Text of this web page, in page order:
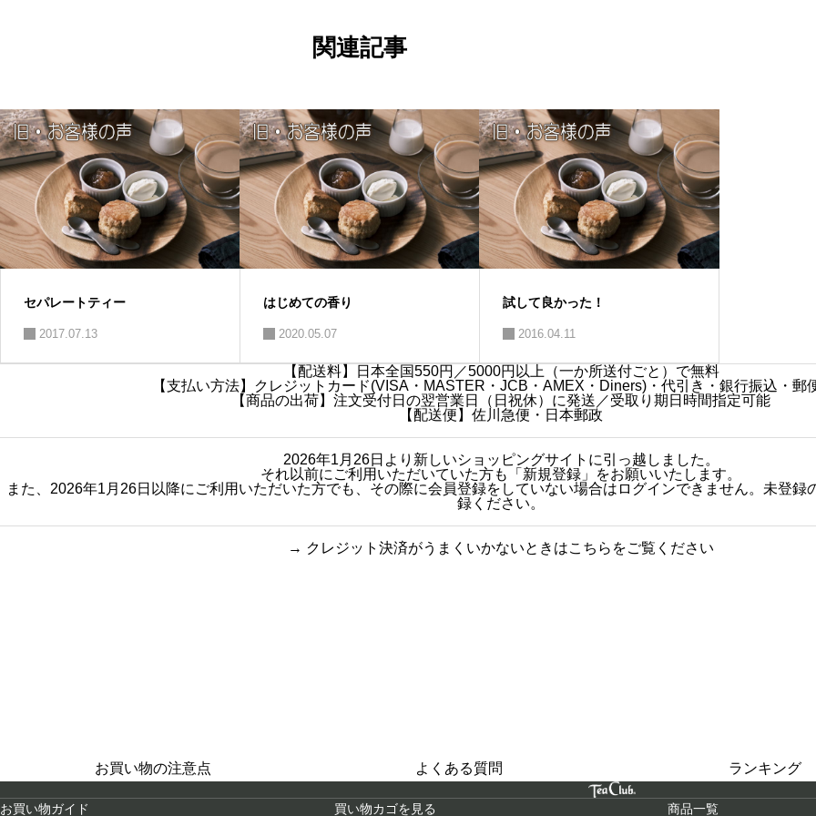
関連記事
セパレートティー
2017.07.13
はじめての香り
2020.05.07
試して良かった！
2016.04.11
【配送料】日本全国550円／5000円以上（一か所送付ごと）で無料
【支払い方法】クレジットカード(VISA・MASTER・JCB・AMEX・Diners)・代引き・銀行振込・郵
【商品の出荷】注文受付日の翌営業日（日祝休）に発送／受取り期日時間指定可能
【配送便】佐川急便・日本郵政
2026年1月26日より新しいショッピングサイトに引っ越しました。
それ以前にご利用いただいていた方も「新規登録」をお願いいたします。
また、2026年1月26日以降にご利用いただいた方でも、その際に会員登録をしていない場合はログインできません。未登録
録ください。
→ クレジット決済がうまくいかないときはこちらをご覧ください
お買い物の注意点 よくある質問 ランキング
お買い物ガイド 買い物カゴを見る 商品一覧